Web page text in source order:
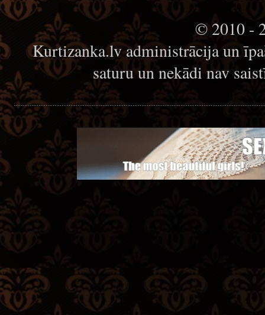
© 2010 -
Kurtizanka.lv administrācija un
saturu un nekādi nav